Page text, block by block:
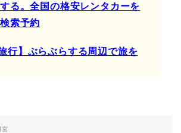
る。全国の格安レンタカーを
索予約
行】ぶらぶらする周辺で旅を
宮